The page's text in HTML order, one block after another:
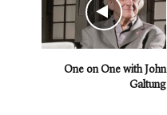
One on One with John
Galtung